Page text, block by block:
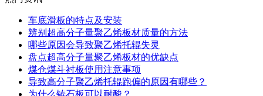
车底滑板的特点及安装
辨别超高分子量聚乙烯板材质量的方法
哪些原因会导致聚乙烯托辊失灵
盘点超高分子量聚乙烯板材的优缺点
煤仓煤斗衬板使用注意事项
导致高分子聚乙烯托辊跑偏的原因有哪些？